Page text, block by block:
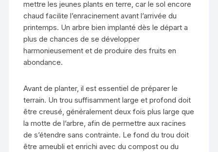
mettre les jeunes plants en terre, car le sol encore
chaud facilite l’enracinement avant l’arrivée du
printemps. Un arbre bien implanté dès le départ a
plus de chances de se développer
harmonieusement et de produire des fruits en
abondance.
Avant de planter, il est essentiel de préparer le
terrain. Un trou suffisamment large et profond doit
être creusé, généralement deux fois plus large que
la motte de l’arbre, afin de permettre aux racines
de s’étendre sans contrainte. Le fond du trou doit
être ameubli et enrichi avec du compost ou du